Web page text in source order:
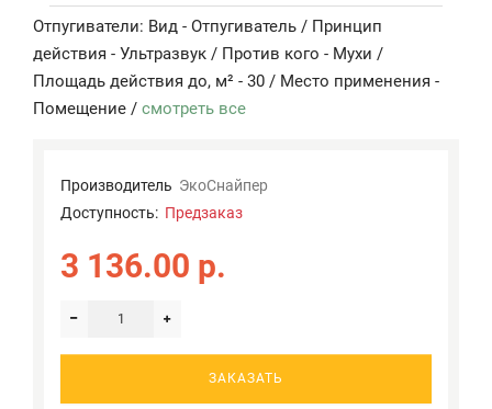
Отпугиватели: Вид - Отпугиватель / Принцип
действия - Ультразвук / Против кого - Мухи /
Площадь действия до, м² - 30 / Место применения -
Помещение / смотреть все
Производитель ЭкоСнайпер
Доступность: Предзаказ
3 136.00 р.
ЗАКАЗАТЬ